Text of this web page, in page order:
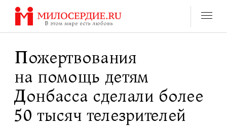
Перейти
содержанию
Пожертвования
на помощь детям
Донбасса сделали более
50 тысяч телезрителей